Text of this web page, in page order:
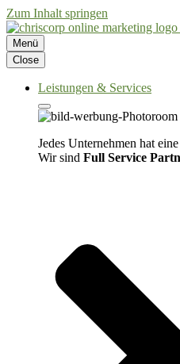
Zum Inhalt springen
Menü
Close
Leistungen & Services
Jedes Unternehmen hat
Wir sind Full Service